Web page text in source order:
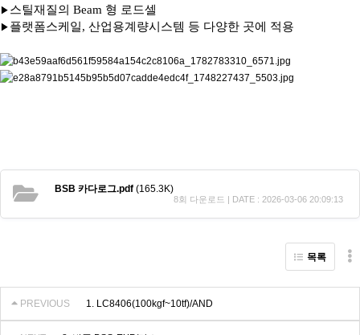
Detail view
▶스틸재질의 Beam 형 로드셀
▶플랫폼스케일, 산업용계량시스템 등 다양한 곳에 적용
8회 다운로드 | DATE : 2026-03-06 20:09:13